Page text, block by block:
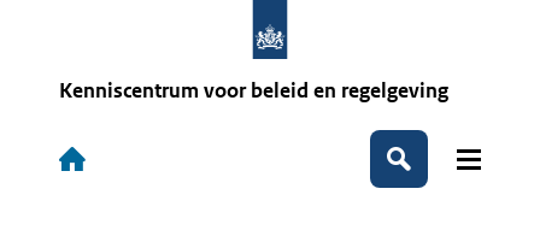
Kenniscentrum voor beleid en regelgeving
Hoofdnavigatie
Zoeken